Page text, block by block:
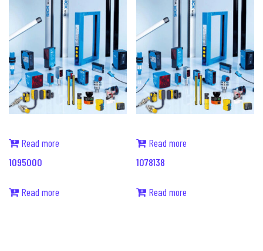
Read more
1095000
Read more
Read more
1078138
Read more